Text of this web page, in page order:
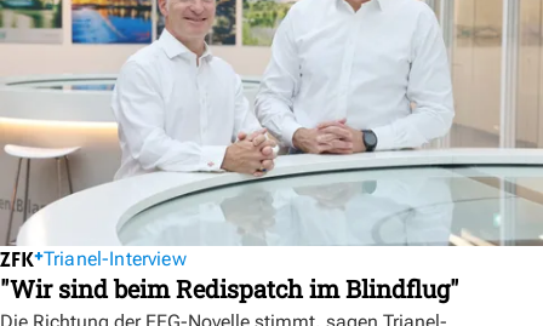
Trianel-Interview
"Wir sind beim Redispatch im Blindflug"